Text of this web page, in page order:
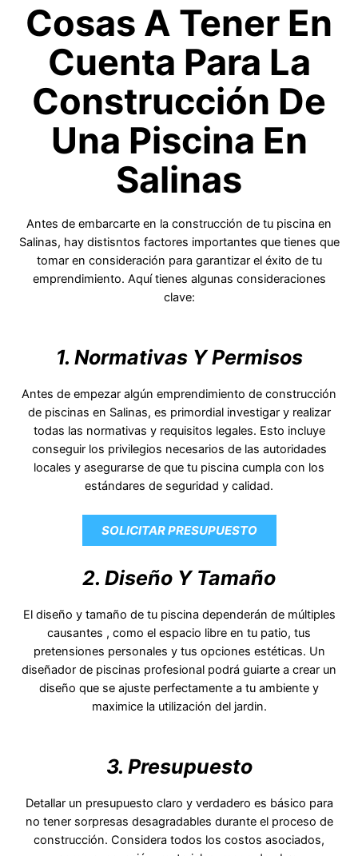
Cosas A Tener En
Cuenta Para La
Construcción De
Una Piscina En
Salinas
Antes de embarcarte en la construcción de tu piscina en
Salinas, hay distisntos factores importantes que tienes que
tomar en consideración para garantizar el éxito de tu
emprendimiento. Aquí tienes algunas consideraciones
clave:
1. Normativas Y Permisos
Antes de empezar algún emprendimiento de construcción
de piscinas en Salinas, es primordial investigar y realizar
todas las normativas y requisitos legales. Esto incluye
conseguir los privilegios necesarios de las autoridades
locales y asegurarse de que tu piscina cumpla con los
estándares de seguridad y calidad.
SOLICITAR PRESUPUESTO
2. Diseño Y Tamaño
El diseño y tamaño de tu piscina dependerán de múltiples
causantes , como el espacio libre en tu patio, tus
pretensiones personales y tus opciones estéticas. Un
diseñador de piscinas profesional podrá guiarte a crear un
diseño que se ajuste perfectamente a tu ambiente y
maximice la utilización del jardin.
3. Presupuesto
Detallar un presupuesto claro y verdadero es básico para
no tener sorpresas desagradables durante el proceso de
construcción. Considera todos los costos asociados,